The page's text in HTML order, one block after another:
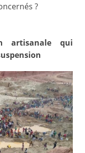
?
artisanale qui